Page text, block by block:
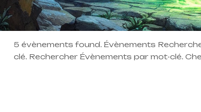
5 évènements found. Évènements
clé. Rechercher Évènements par mot-clé.